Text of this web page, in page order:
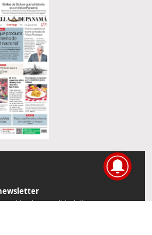
de actualidad directamente en